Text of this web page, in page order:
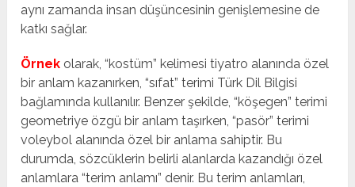
aynı zamanda insan düşüncesinin genişlemesine de
katkı sağlar.
Örnek olarak, “kostüm” kelimesi tiyatro alanında özel
bir anlam kazanırken, “sıfat” terimi Türk Dil Bilgisi
bağlamında kullanılır. Benzer şekilde, “köşegen” terimi
geometriye özgü bir anlam taşırken, “pasör” terimi
voleybol alanında özel bir anlama sahiptir. Bu
durumda, sözcüklerin belirli alanlarda kazandığı özel
anlamlara “terim anlamı” denir. Bu terim anlamları,